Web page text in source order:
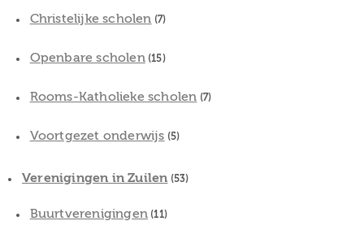
Christelijke scholen (7)
Openbare scholen(15)
Rooms-Katholieke scholen (7)
Voortgezet onderwijs (5)
Verenigingen in Zuilen (53)
Buurtverenigingen (11)